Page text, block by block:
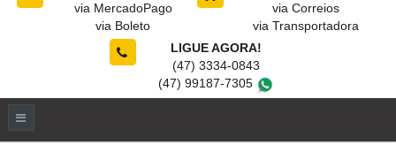
via MercadoPago
via Boleto
via Correios
via Transportadora
LIGUE AGORA!
(47) 3334-0843
(47) 99187-7305